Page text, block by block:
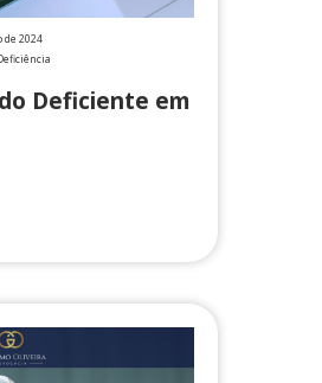
de 2024
Deficiente em